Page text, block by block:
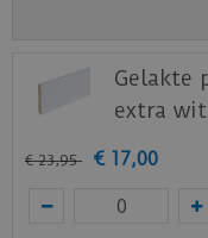
Gelakte
extra wit
€ 23,95 € 17,00